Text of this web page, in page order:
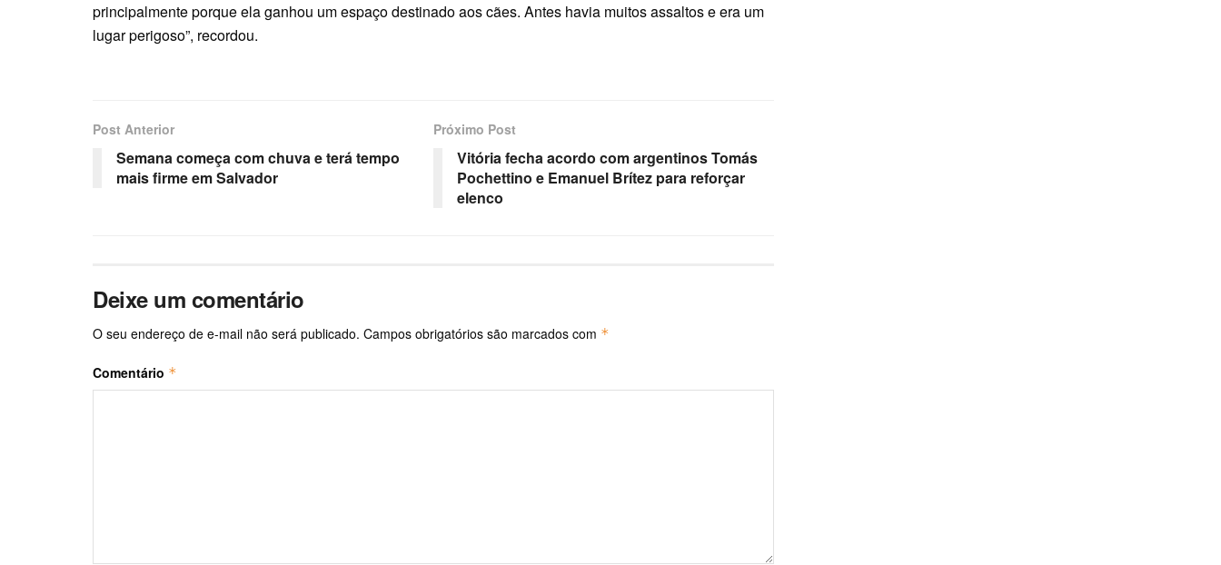
principalmente porque ela ganhou um espaço destinado aos cães. Antes havia muitos assaltos e era um
lugar perigoso”, recordou.
Post Anterior
Semana começa com chuva e terá tempo
mais firme em Salvador
Próximo Post
Vitória fecha acordo com argentinos Tomás
Pochettino e Emanuel Brítez para reforçar
elenco
Deixe um comentário
O seu endereço de e-mail não será publicado. Campos obrigatórios são marcados com *
Comentário *